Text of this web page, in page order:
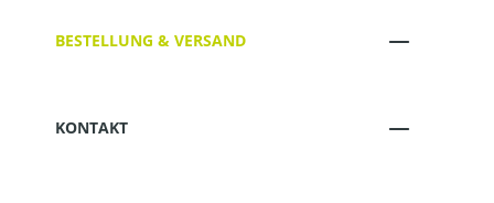
BESTELLUNG & VERSAND
KONTAKT